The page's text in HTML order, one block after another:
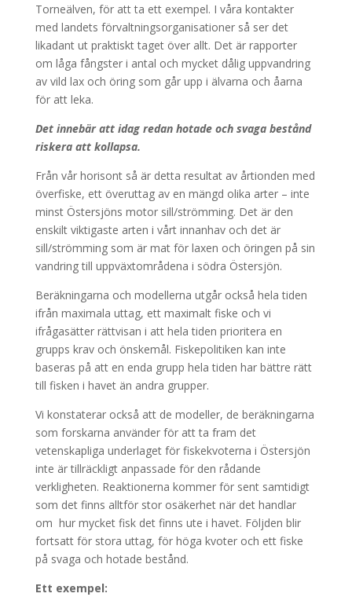
Torneälven, för att ta ett exempel. I våra kontakter
med landets förvaltningsorganisationer så ser det
likadant ut praktiskt taget över allt. Det är rapporter
om låga fångster i antal och mycket dålig uppvandring
av vild lax och öring som går upp i älvarna och åarna
för att leka.
Det innebär att idag redan hotade och svaga bestånd
riskera att kollapsa.
Från vår horisont så är detta resultat av årtionden med
överfiske, ett överuttag av en mängd olika arter – inte
minst Östersjöns motor sill/strömming. Det är den
enskilt viktigaste arten i vårt innanhav och det är
sill/strömming som är mat för laxen och öringen på sin
vandring till uppväxtområdena i södra Östersjön.
Beräkningarna och modellerna utgår också hela tiden
ifrån maximala uttag, ett maximalt fiske och vi
ifrågasätter rättvisan i att hela tiden prioritera en
grupps krav och önskemål. Fiskepolitiken kan inte
baseras på att en enda grupp hela tiden har bättre rätt
till fisken i havet än andra grupper.
Vi konstaterar också att de modeller, de beräkningarna
som forskarna använder för att ta fram det
vetenskapliga underlaget för fiskekvoterna i Östersjön
inte är tillräckligt anpassade för den rådande
verkligheten. Reaktionerna kommer för sent samtidigt
som det finns alltför stor osäkerhet när det handlar
om hur mycket fisk det finns ute i havet. Följden blir
fortsatt för stora uttag, för höga kvoter och ett fiske
på svaga och hotade bestånd.
Ett exempel: